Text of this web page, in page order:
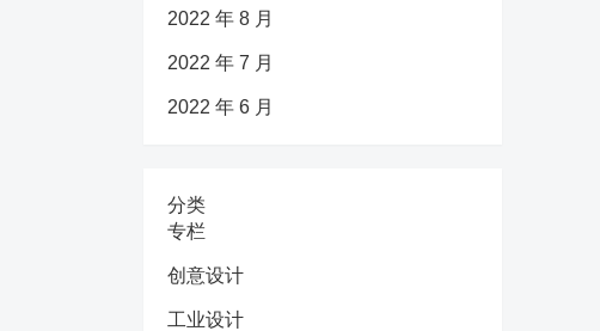
2022 年 8 月
2022 年 7 月
2022 年 6 月
分类
专栏
创意设计
工业设计